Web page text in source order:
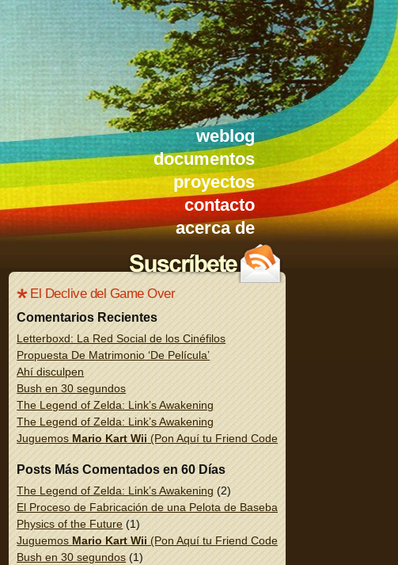
weblog
documentos
proyectos
contacto
acerca de
El Declive del Game Over
Comentarios Recientes
Letterboxd: La Red Social de los Cinéfilos
Propuesta De Matrimonio ‘De Película’
Ahí disculpen
Bush en 30 segundos
The Legend of Zelda: Link’s Awakening
The Legend of Zelda: Link’s Awakening
Juguemos Mario Kart Wii (Pon Aquí tu Friend Code!)
Posts Más Comentados en 60 Días
The Legend of Zelda: Link’s Awakening (2)
El Proceso de Fabricación de una Pelota de Baseball
Physics of the Future (1)
Juguemos Mario Kart Wii (Pon Aquí tu Friend Code!)
Bush en 30 segundos (1)